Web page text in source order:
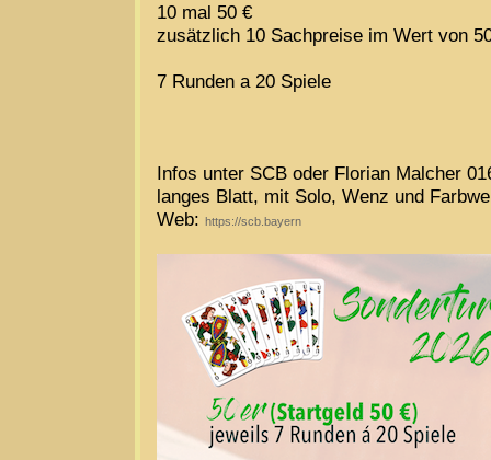
10 mal 50 €
zusätzlich 10 Sachpreise im Wert von
7 Runden a 20 Spiele
Infos unter SCB oder Florian Malcher
langes Blatt, mit Solo, Wenz und
Web: https://scb.bayern